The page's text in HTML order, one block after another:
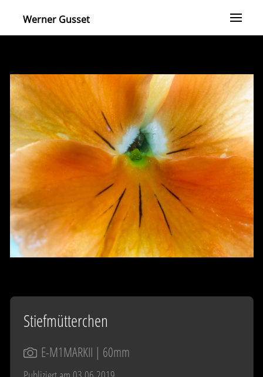
Werner Gusset
Stiefmütterchen
E-M1MARKII | 60mm